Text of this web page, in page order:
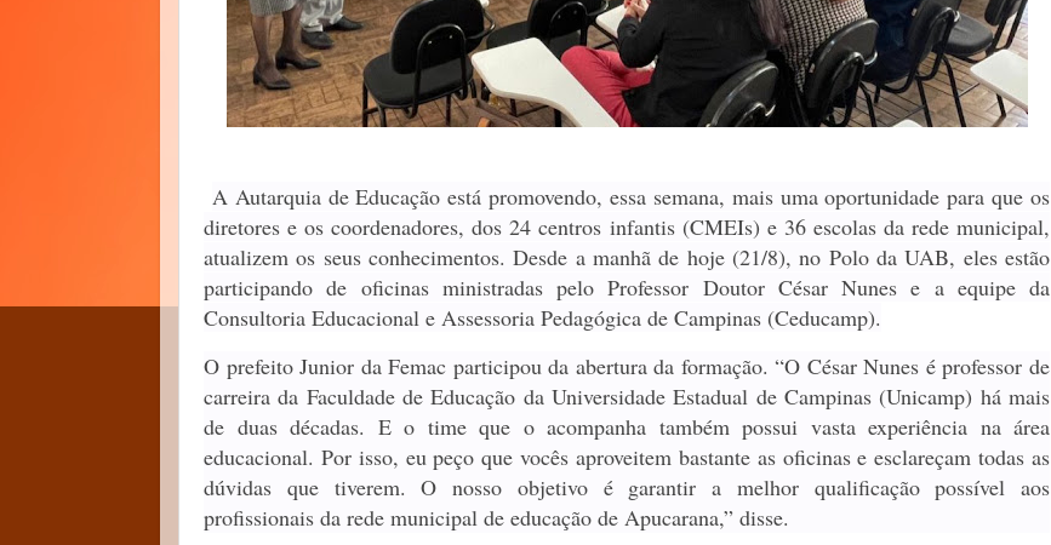
A Autarquia de Educação está promovendo, essa semana, mais uma oportunidade para que os
diretores e os coordenadores, dos 24 centros infantis (CMEIs) e 36 escolas da rede municipal,
atualizem os seus conhecimentos. Desde a manhã de hoje (21/8), no Polo da UAB, eles estão
participando de oficinas ministradas pelo Professor Doutor César Nunes e a equipe da
Consultoria Educacional e Assessoria Pedagógica de Campinas (Ceducamp).
O prefeito Junior da Femac participou da abertura da formação. “O César Nunes é professor de
carreira da Faculdade de Educação da Universidade Estadual de Campinas (Unicamp) há mais
de duas décadas. E o time que o acompanha também possui vasta experiência na área
educacional. Por isso, eu peço que vocês aproveitem bastante as oficinas e esclareçam todas as
dúvidas que tiverem. O nosso objetivo é garantir a melhor qualificação possível aos
profissionais da rede municipal de educação de Apucarana,” disse.